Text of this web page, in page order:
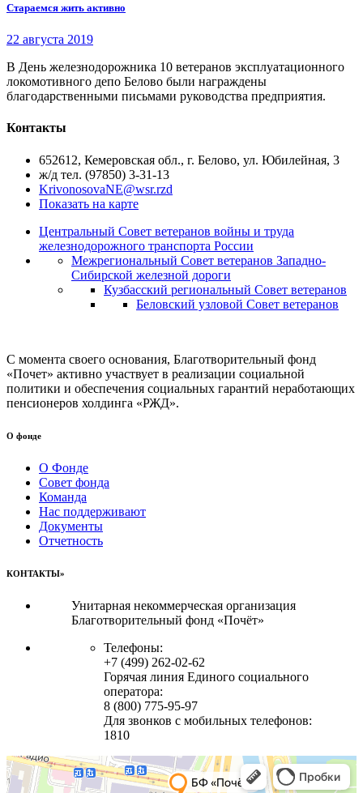
Стараемся жить активно
22 августа 2019
В День железнодорожника 10 ветеранов эксплуатационного
локомотивного депо Белово были награждены
благодарственными письмами руководства предприятия.
Контакты
652612, Кемеровская обл., г. Белово, ул. Юбилейная, 3
ж/д тел. (97850) 3-31-13
KrivonosovaNE@wsr.rzd
Показать на карте
Центральный Совет ветеранов войны и труда
железнодорожного транспорта России
Межрегиональный Совет ветеранов Западно-
Сибирской железной дороги
Кузбасский региональный Совет ветеранов
Беловский узловой Совет ветеранов
С момента своего основания, Благотворительный фонд
«Почет» активно участвует в реализации социальной
политики и обеспечения социальных гарантий неработающих
пенсионеров холдинга «РЖД».
О фонде
О Фонде
Совет фонда
Команда
Нас поддерживают
Документы
Отчетность
КОНТАКТЫ»
Унитарная некоммерческая организация
Благотворительный фонд «Почёт»
Телефоны:
+7 (499) 262-02-62
Горячая линия Единого социального
оператора:
8 (800) 775-95-97
Для звонков с мобильных телефонов:
1810